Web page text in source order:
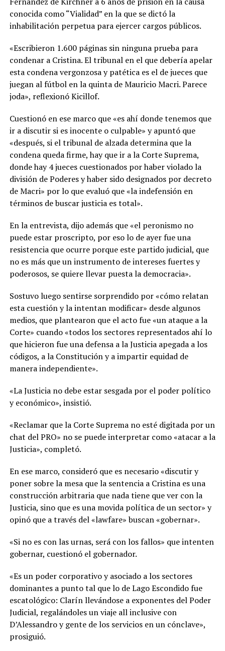
conocida como “Vialidad” en la que se dictó la
inhabilitación perpetua para ejercer cargos públicos.
«Escribieron 1.600 páginas sin ninguna prueba para
condenar a Cristina. El tribunal en el que debería apelar
esta condena vergonzosa y patética es el de jueces que
juegan al fútbol en la quinta de Mauricio Macri. Parece
joda», reflexionó Kicillof.
Cuestionó en ese marco que «es ahí donde tenemos que
ir a discutir si es inocente o culpable» y apuntó que
«después, si el tribunal de alzada determina que la
condena queda firme, hay que ir a la Corte Suprema,
donde hay 4 jueces cuestionados por haber violado la
división de Poderes y haber sido designados por decreto
de Macri» por lo que evaluó que «la indefensión en
términos de buscar justicia es total».
En la entrevista, dijo además que «el peronismo no
puede estar proscripto, por eso lo de ayer fue una
resistencia que ocurre porque este partido judicial, que
no es más que un instrumento de intereses fuertes y
poderosos, se quiere llevar puesta la democracia».
Sostuvo luego sentirse sorprendido por «cómo relatan
esta cuestión y la intentan modificar» desde algunos
medios, que plantearon que el acto fue «un ataque a la
Corte» cuando «todos los sectores representados ahí lo
que hicieron fue una defensa a la Justicia apegada a los
códigos, a la Constitución y a impartir equidad de
manera independiente».
«La Justicia no debe estar sesgada por el poder político
y económico», insistió.
«Reclamar que la Corte Suprema no esté digitada por un
chat del PRO» no se puede interpretar como «atacar a la
Justicia», completó.
En ese marco, consideró que es necesario «discutir y
poner sobre la mesa que la sentencia a Cristina es una
construcción arbitraria que nada tiene que ver con la
Justicia, sino que es una movida política de un sector» y
opinó que a través del «lawfare» buscan «gobernar».
«Si no es con las urnas, será con los fallos» que intenten
gobernar, cuestionó el gobernador.
«Es un poder corporativo y asociado a los sectores
dominantes a punto tal que lo de Lago Escondido fue
escatológico: Clarín llevándose a exponentes del Poder
Judicial, regalándoles un viaje all inclusive con
D’Alessandro y gente de los servicios en un cónclave»,
prosiguió.